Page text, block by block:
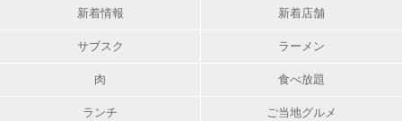
新着情報 新着店舗
サブスク ラーメン
肉 食べ放題
ランチ ご当地グルメ